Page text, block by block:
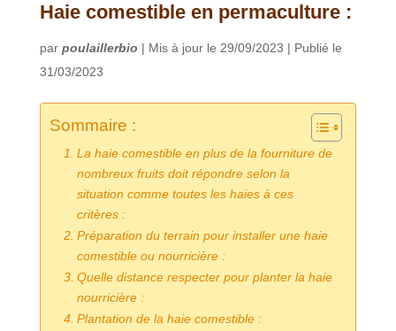
Haie comestible en permaculture :
par poulaillerbio | Mis à jour le 29/09/2023 | Publié le
31/03/2023
Sommaire :
La haie comestible en plus de la fourniture de
nombreux fruits doit répondre selon la
situation comme toutes les haies à ces
critères :
Préparation du terrain pour installer une haie
comestible ou nourricière :
Quelle distance respecter pour planter la haie
nourricière :
Plantation de la haie comestible :